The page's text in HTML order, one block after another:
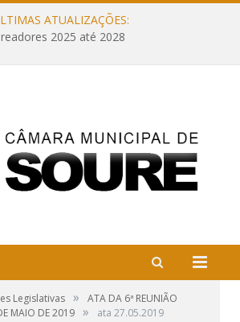
ATUALIZAÇÕES:
2025 até 2028
Legislativas »
ATA DA 6ª REUNIÃO
MAIO DE 2019 » ata 27.05.2019